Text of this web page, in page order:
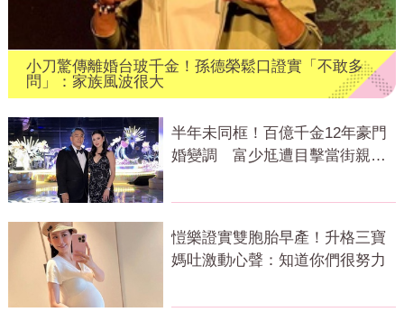
小刀驚傳離婚台玻千金！孫德榮鬆口證實「不敢多
問」：家族風波很大
半年未同框！百億千金12年豪門
婚變調 富少尪遭目擊當街親吻
愷樂證實雙胞胎早產！升格三寶
媽吐激動心聲：知道你們很努力